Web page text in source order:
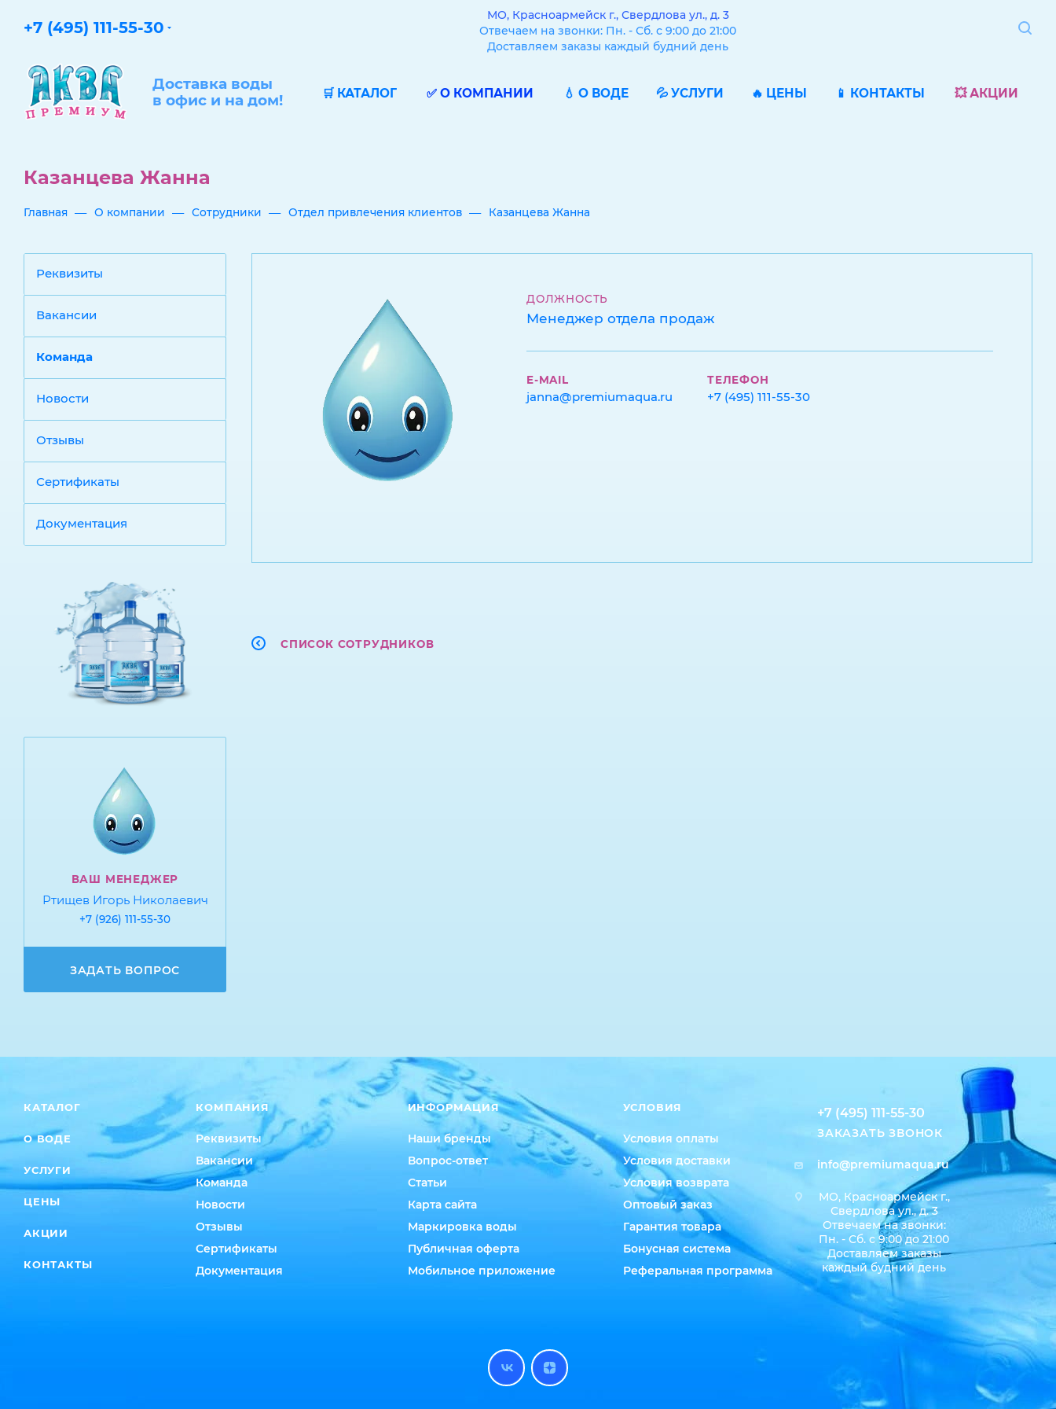
+7 (495) 111-55-30
МО, Красноармейск г., Свердлова ул., д. 3
Отвечаем на звонки: Пн. - Сб. с 9:00 до 21:00
Доставляем заказы каждый будний день
Доставка воды
в офис и на дом!
🛒 КАТАЛОГ ✅ О КОМПАНИИ 💧 О ВОДЕ 💦 УСЛУГИ 🔥 ЦЕНЫ 📱 КОНТАКТЫ 💥 АКЦИИ
Казанцева Жанна
Главная — О компании — Сотрудники — Отдел привлечения клиентов — Казанцева Жанна
ДОЛЖНОСТЬ
Менеджер отдела продаж
E-MAIL
janna@premiumaqua.ru
ТЕЛЕФОН
+7 (495) 111-55-30
СПИСОК СОТРУДНИКОВ
Реквизиты
Вакансии
Команда
Новости
Отзывы
Сертификаты
Документация
ВАШ МЕНЕДЖЕР
Ртищев Игорь Николаевич
+7 (926) 111-55-30
ЗАДАТЬ ВОПРОС
КАТАЛОГ
О ВОДЕ
УСЛУГИ
ЦЕНЫ
АКЦИИ
КОНТАКТЫ
КОМПАНИЯ
Реквизиты
Вакансии
Команда
Новости
Отзывы
Сертификаты
Документация
ИНФОРМАЦИЯ
Наши бренды
Вопрос-ответ
Статьи
Карта сайта
Маркировка воды
Публичная оферта
Мобильное приложение
УСЛОВИЯ
Условия оплаты
Условия доставки
Условия возврата
Оптовый заказ
Гарантия товара
Бонусная система
Реферальная программа
+7 (495) 111-55-30
ЗАКАЗАТЬ ЗВОНОК
info@premiumaqua.ru
МО, Красноармейск г.,
Свердлова ул., д. 3
Отвечаем на звонки:
Пн. - Сб. с 9:00 до 21:00
Доставляем заказы
каждый будний день